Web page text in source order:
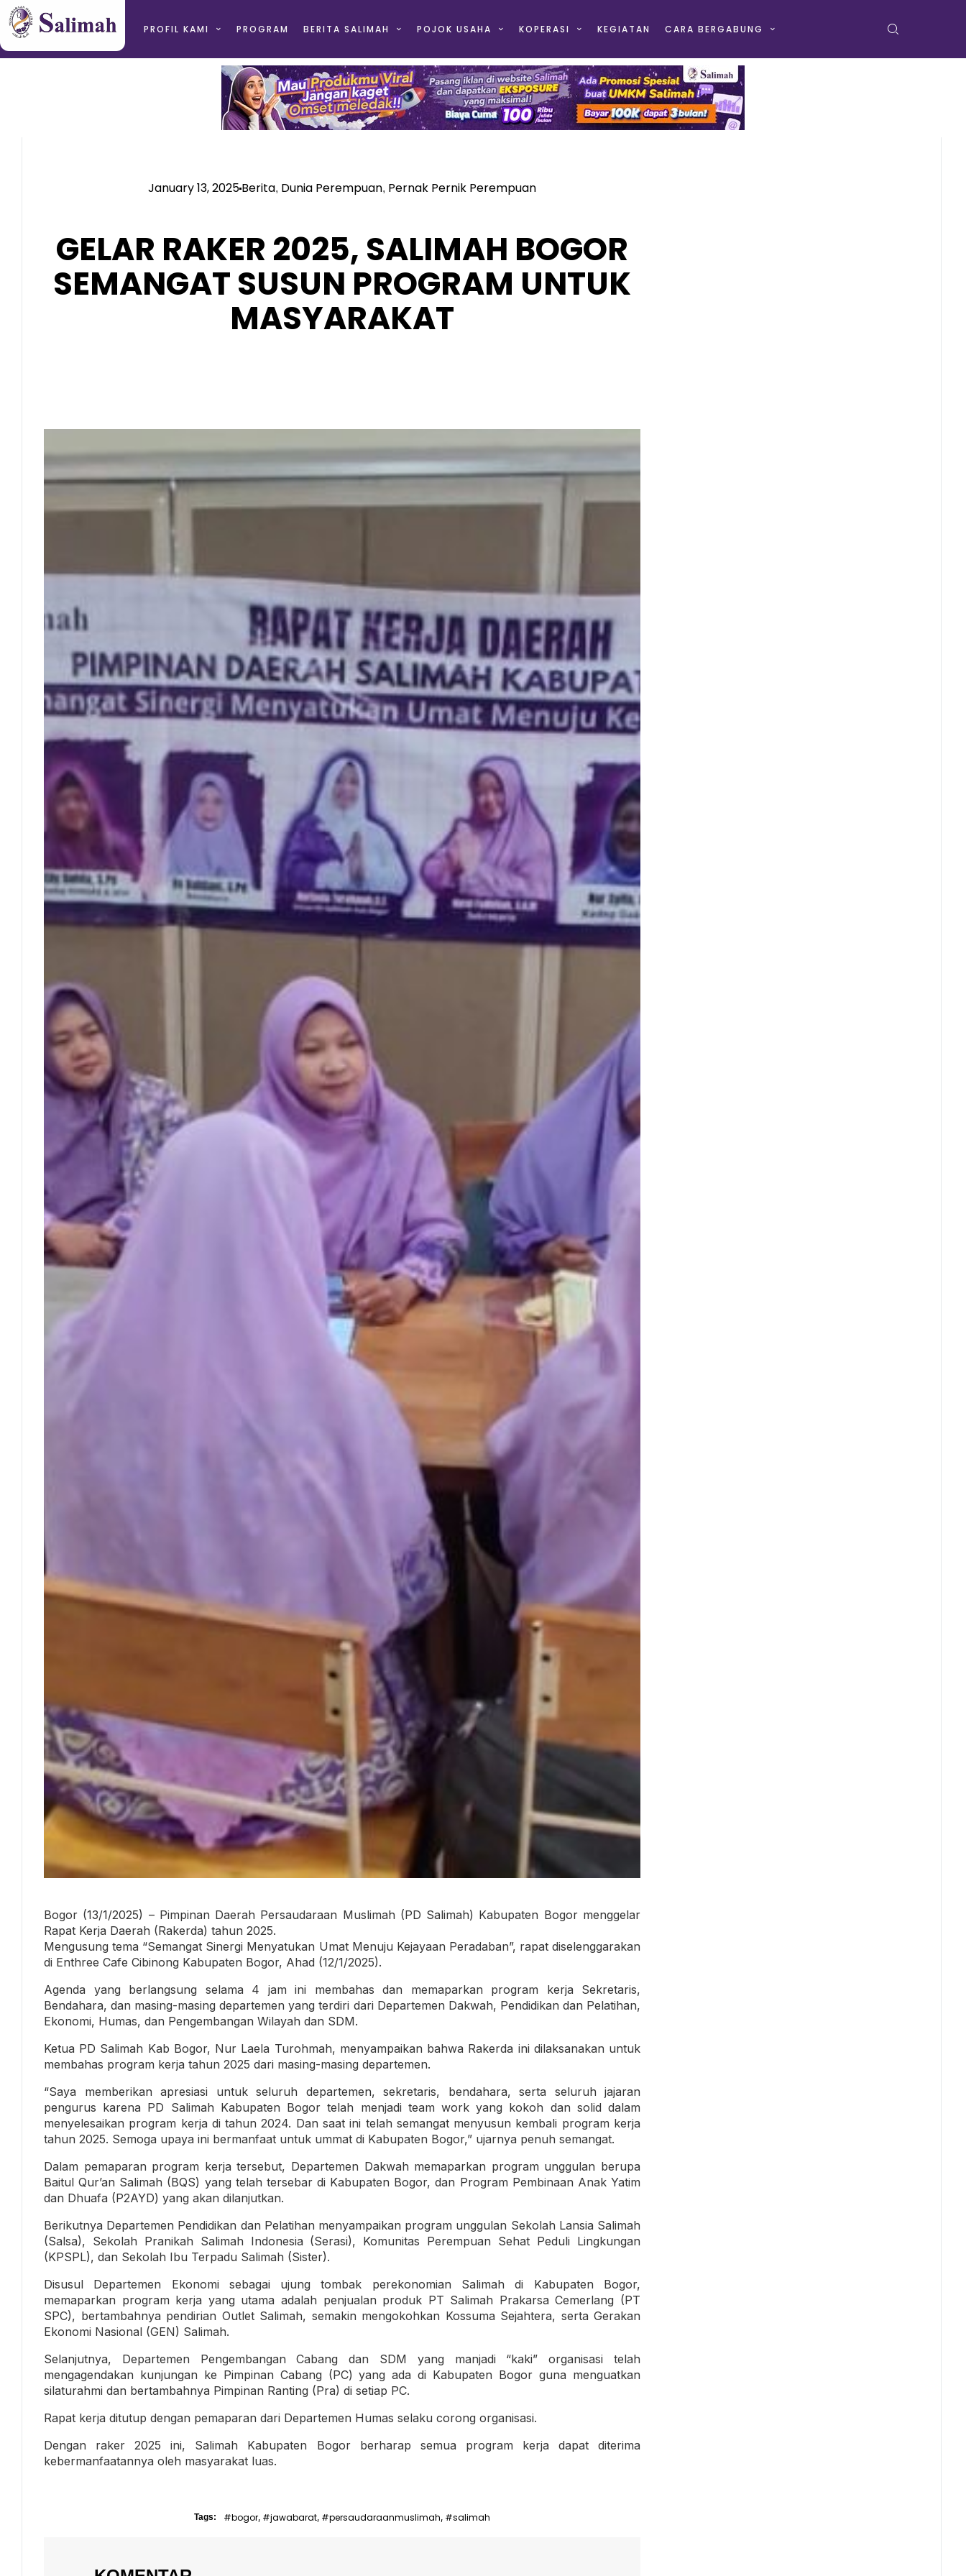
PROFIL KAMI PROGRAM BERITA SALIMAH POJOK USAHA KOPERASI KEGIATAN CARA BERGABUNG
January 13, 2025Berita, Dunia Perempuan, Pernak Pernik Perempuan
GELAR RAKER 2025, SALIMAH BOGOR
SEMANGAT SUSUN PROGRAM UNTUK
MASYARAKAT
Bogor (13/1/2025) – Pimpinan Daerah Persaudaraan Muslimah (PD Salimah) Kabupaten Bogor menggelar
Rapat Kerja Daerah (Rakerda) tahun 2025.
Mengusung tema “Semangat Sinergi Menyatukan Umat Menuju Kejayaan Peradaban”, rapat diselenggarakan
di Enthree Cafe Cibinong Kabupaten Bogor, Ahad (12/1/2025).
Agenda yang berlangsung selama 4 jam ini membahas dan memaparkan program kerja Sekretaris,
Bendahara, dan masing-masing departemen yang terdiri dari Departemen Dakwah, Pendidikan dan Pelatihan,
Ekonomi, Humas, dan Pengembangan Wilayah dan SDM.
Ketua PD Salimah Kab Bogor, Nur Laela Turohmah, menyampaikan bahwa Rakerda ini dilaksanakan untuk
membahas program kerja tahun 2025 dari masing-masing departemen.
“Saya memberikan apresiasi untuk seluruh departemen, sekretaris, bendahara, serta seluruh jajaran
pengurus karena PD Salimah Kabupaten Bogor telah menjadi team work yang kokoh dan solid dalam
menyelesaikan program kerja di tahun 2024. Dan saat ini telah semangat menyusun kembali program kerja
tahun 2025. Semoga upaya ini bermanfaat untuk ummat di Kabupaten Bogor,” ujarnya penuh semangat.
Dalam pemaparan program kerja tersebut, Departemen Dakwah memaparkan program unggulan berupa
Baitul Qur’an Salimah (BQS) yang telah tersebar di Kabupaten Bogor, dan Program Pembinaan Anak Yatim
dan Dhuafa (P2AYD) yang akan dilanjutkan.
Berikutnya Departemen Pendidikan dan Pelatihan menyampaikan program unggulan Sekolah Lansia Salimah
(Salsa), Sekolah Pranikah Salimah Indonesia (Serasi), Komunitas Perempuan Sehat Peduli Lingkungan
(KPSPL), dan Sekolah Ibu Terpadu Salimah (Sister).
Disusul Departemen Ekonomi sebagai ujung tombak perekonomian Salimah di Kabupaten Bogor,
memaparkan program kerja yang utama adalah penjualan produk PT Salimah Prakarsa Cemerlang (PT
SPC), bertambahnya pendirian Outlet Salimah, semakin mengokohkan Kossuma Sejahtera, serta Gerakan
Ekonomi Nasional (GEN) Salimah.
Selanjutnya, Departemen Pengembangan Cabang dan SDM yang manjadi “kaki” organisasi telah
mengagendakan kunjungan ke Pimpinan Cabang (PC) yang ada di Kabupaten Bogor guna menguatkan
silaturahmi dan bertambahnya Pimpinan Ranting (Pra) di setiap PC.
Rapat kerja ditutup dengan pemaparan dari Departemen Humas selaku corong organisasi.
Dengan raker 2025 ini, Salimah Kabupaten Bogor berharap semua program kerja dapat diterima
kebermanfaatannya oleh masyarakat luas.
Tags: #bogor, #jawabarat, #persaudaraanmuslimah, #salimah